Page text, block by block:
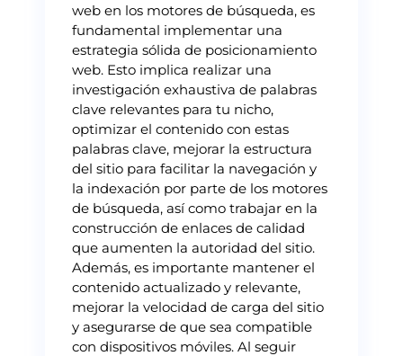
web en los motores de búsqueda, es
fundamental implementar una
estrategia sólida de posicionamiento
web. Esto implica realizar una
investigación exhaustiva de palabras
clave relevantes para tu nicho,
optimizar el contenido con estas
palabras clave, mejorar la estructura
del sitio para facilitar la navegación y
la indexación por parte de los motores
de búsqueda, así como trabajar en la
construcción de enlaces de calidad
que aumenten la autoridad del sitio.
Además, es importante mantener el
contenido actualizado y relevante,
mejorar la velocidad de carga del sitio
y asegurarse de que sea compatible
con dispositivos móviles. Al seguir